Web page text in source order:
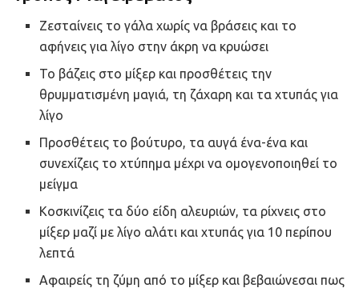
Ζεσταίνεις το γάλα χωρίς να βράσεις και το
αφήνεις για λίγο στην άκρη να κρυώσει
Το βάζεις στο μίξερ και προσθέτεις την
θρυμματισμένη μαγιά, τη ζάχαρη και τα χτυπάς για
λίγο
Προσθέτεις το βούτυρο, τα αυγά ένα-ένα και
συνεχίζεις το χτύπημα μέχρι να ομογενοποιηθεί το
μείγμα
Κοσκινίζεις τα δύο είδη αλευριών, τα ρίχνεις στο
μίξερ μαζί με λίγο αλάτι και χτυπάς για 10 περίπου
λεπτά
Αφαιρείς τη ζύμη από το μίξερ και βεβαιώνεσαι πως